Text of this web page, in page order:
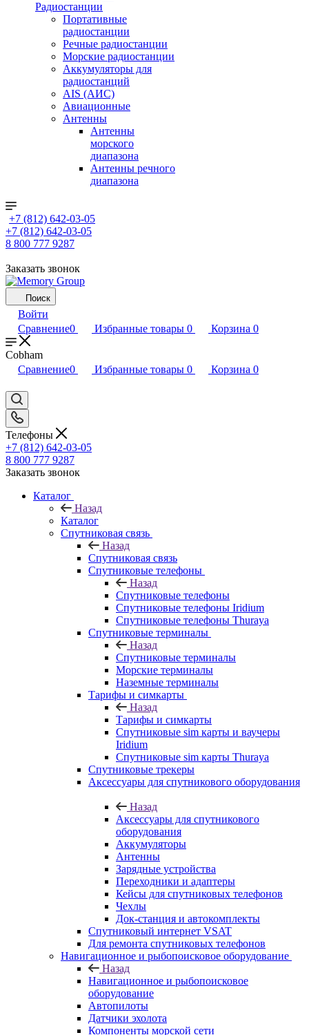
Радиостанции
Портативные
радиостанции
Речные радиостанции
Морские радиостанции
Аккумуляторы для
радиостанций
AIS (АИС)
Авиационные
Антенны
Антенны
морского
диапазона
Антенны речного
диапазона
+7 (812) 642-03-05
+7 (812) 642-03-05
8 800 777 9287
Заказать звонок
Поиск
Войти
Сравнение0 Избранные товары 0 Корзина 0
Cobham
Сравнение0 Избранные товары 0 Корзина 0
Телефоны
+7 (812) 642-03-05
8 800 777 9287
Заказать звонок
Каталог
Назад
Каталог
Спутниковая связь
Назад
Спутниковая связь
Спутниковые телефоны
Назад
Спутниковые телефоны
Спутниковые телефоны Iridium
Спутниковые телефоны Thuraya
Спутниковые терминалы
Назад
Спутниковые терминалы
Морские терминалы
Наземные терминалы
Тарифы и симкарты
Назад
Тарифы и симкарты
Спутниковые sim карты и ваучеры
Iridium
Спутниковые sim карты Thuraya
Спутниковые трекеры
Аксессуары для спутникового оборудования
Назад
Аксессуары для спутникового
оборудования
Аккумуляторы
Антенны
Зарядные устройства
Переходники и адаптеры
Кейсы для спутниковых телефонов
Чехлы
Док-станция и автокомплекты
Спутниковый интернет VSAT
Для ремонта спутниковых телефонов
Навигационное и рыбопоисковое оборудование
Назад
Навигационное и рыбопоисковое
оборудование
Автопилоты
Датчики эхолота
Компоненты морской сети